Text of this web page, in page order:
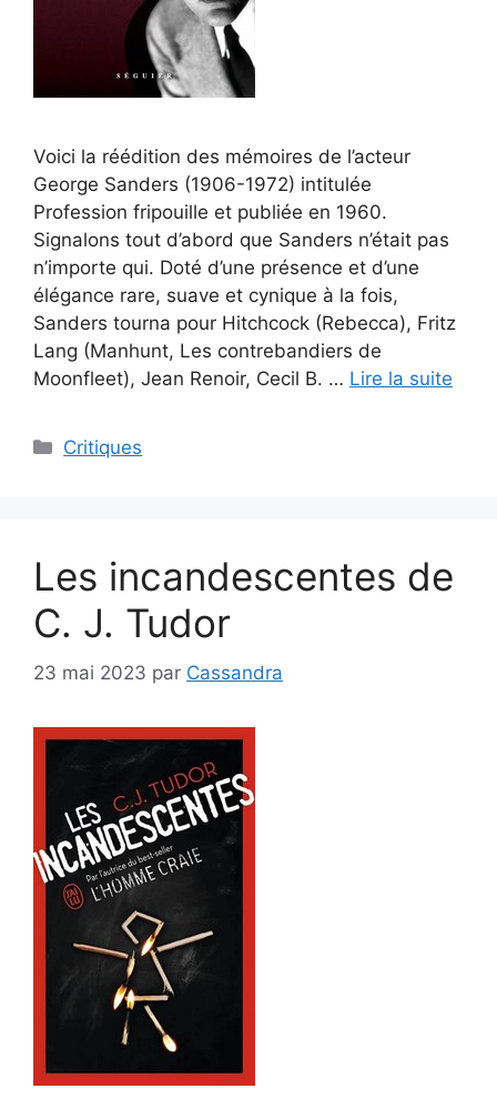
Voici la réédition des mémoires de l’acteur
George Sanders (1906-1972) intitulée
Profession fripouille et publiée en 1960.
Signalons tout d’abord que Sanders n’était pas
n’importe qui. Doté d’une présence et d’une
élégance rare, suave et cynique à la fois,
Sanders tourna pour Hitchcock (Rebecca), Fritz
Lang (Manhunt, Les contrebandiers de
Moonfleet), Jean Renoir, Cecil B. … Lire la suite
Critiques
Les incandescentes de
C. J. Tudor
23 mai 2023 par Cassandra